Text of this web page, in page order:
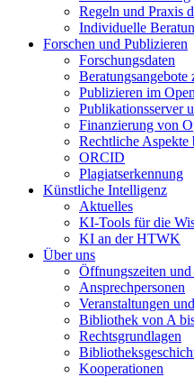
Regeln und Praxis
Individuelle
Forschen und Publizieren
Forschungsdaten
Beratungsangebote
Publizieren im
Publikationsserver
Finanzierung von
Rechtliche Aspekte
ORCID
Plagiatserkennung
Künstliche Intelligenz
Aktuelles
KI-Tools für die
KI an der HTWK
Über uns
Öffnungszeiten
Ansprechpersonen
Veranstaltungen
Bibliothek von A
Rechtsgrundlagen
Kooperationen